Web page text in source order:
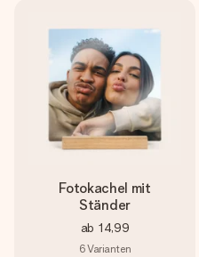
Fotokachel mit
Ständer
ab 14,99
6Varianten